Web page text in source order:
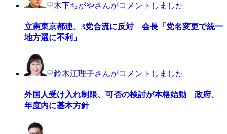
木下ちがやさんがコメントしました
立憲東京都連、3党合流に反対 会長「党名変更で統一
地方選に不利」
鈴木江理子さんがコメントしました
外国人受け入れ制限、可否の検討が本格始動 政府、
年度内に基本方針